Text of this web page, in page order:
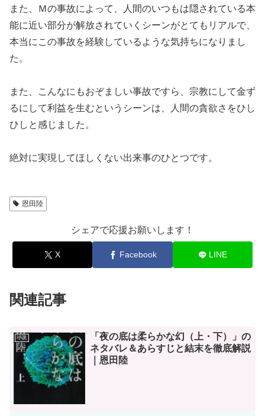
また、Ｍの事故によって、人間のいつもは隠されている本
能に近い部分が解放されていくシーンがとてもリアルで、
本当にこの事故を経験しているような気持ちになりまし
た。
また、こんなにもおぞましい事故ですら、宗教にして金ず
るにして利益を生むというシーンは、人間の貪欲さをひし
ひしと感じました。
絶対に実現してほしくない出来事のひとつです。
恩田陸
シェアで応援お願いします！
X Facebook LINE
関連記事
小説
「夜の底は柔らかな幻（上・下）」の
ネタバレ＆あらすじと結末を徹底解説
｜恩田陸